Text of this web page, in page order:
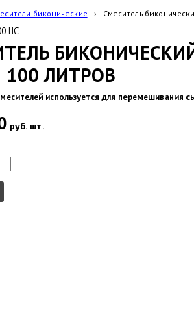
биконические › Смеситель
НС
100 ЛИТРОВ
используется для перемешивания
руб. шт.